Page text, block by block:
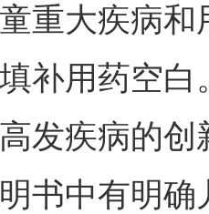
大疾病和
补用药空
发疾病的
明书中有明